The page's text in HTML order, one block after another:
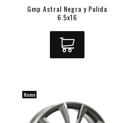
Gmp Astral Negra y Pulida
6.5x16
Nuevo